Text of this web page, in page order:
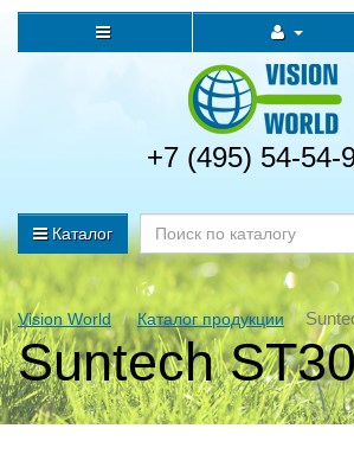
+7 (495) 54-54-
Каталог
Vision World Каталог продукции
Suntech